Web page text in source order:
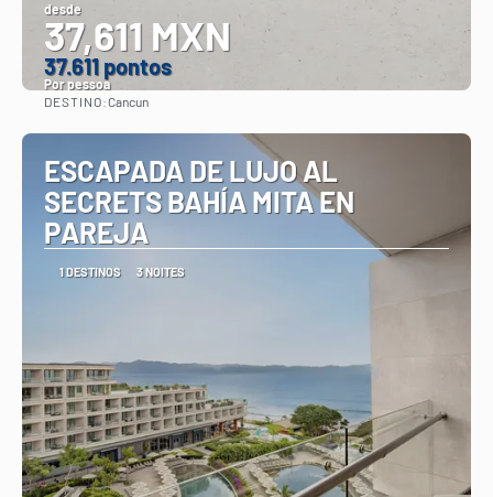
desde
37,611 MXN
37.611 pontos
Por pessoa
DESTINO:Cancun
ESCAPADA DE LUJO AL
SECRETS BAHÍA MITA EN
PAREJA
1 DESTINOS 3 NOITES